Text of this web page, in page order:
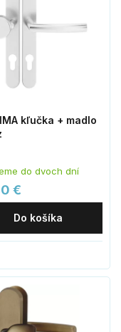
kľučka + madlo
do dvoch dní
€
Do košíka